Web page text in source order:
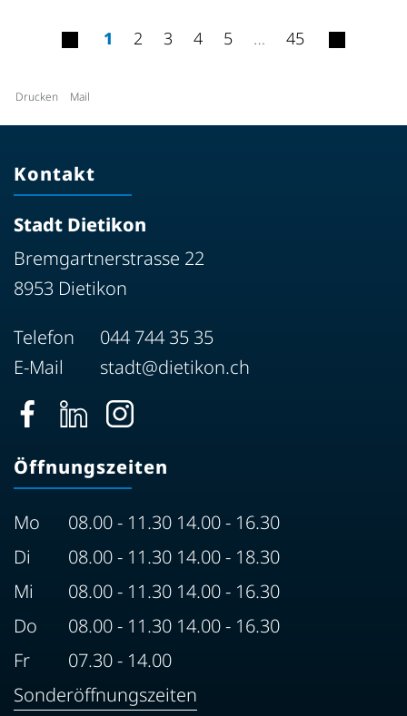
1 2 3 4 5 … 45
Drucken Mail
Kontakt
Stadt Dietikon
Bremgartnerstrasse 22
8953 Dietikon
Telefon
044 744 35 35
E-Mail
stadt@dietikon.ch
Öffnungszeiten
Mo
08.00 - 11.30 14.00 - 16.30
Di
08.00 - 11.30 14.00 - 18.30
Mi
08.00 - 11.30 14.00 - 16.30
Do
08.00 - 11.30 14.00 - 16.30
Fr
07.30 - 14.00
Sonderöffnungszeiten